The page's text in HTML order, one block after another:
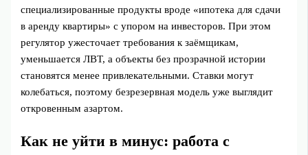
специализированные продукты вроде «ипотека для сдачи
в аренду квартиры» с упором на инвесторов. При этом
регулятор ужесточает требования к заёмщикам,
уменьшается ЛВТ, а объекты без прозрачной истории
становятся менее привлекательными. Ставки могут
колебаться, поэтому безрезервная модель уже выглядит
откровенным азартом.
Как не уйти в минус: работа с